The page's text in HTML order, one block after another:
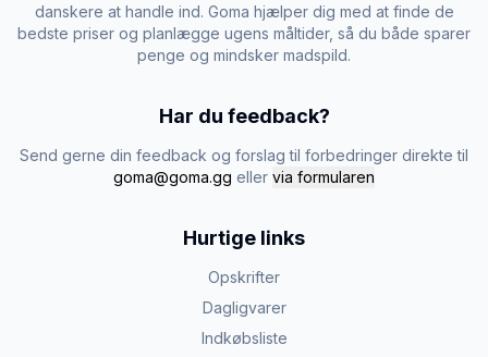
danskere at handle ind. Goma hjælper dig med at finde de
bedste priser og planlægge ugens måltider, så du både sparer
penge og mindsker madspild.
Har du feedback?
Send gerne din feedback og forslag til forbedringer direkte til
goma@goma.gg eller via formularen
Hurtige links
Opskrifter
Dagligvarer
Indkøbsliste